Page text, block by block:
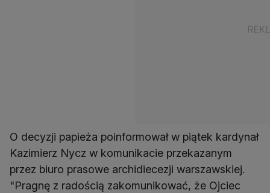
O decyzji papieża poinformował w piątek kardynał
Kazimierz Nycz w komunikacie przekazanym
przez biuro prasowe archidiecezji warszawskiej.
"Pragnę z radością zakomunikować, że Ojciec